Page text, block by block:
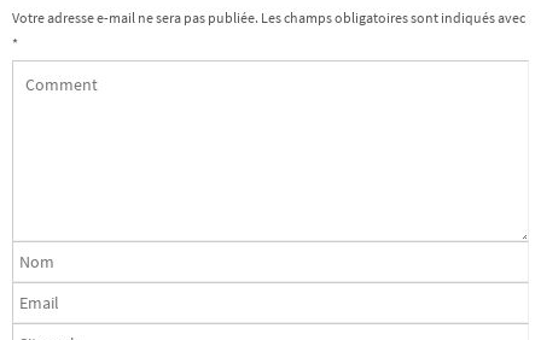
Votre adresse e-mail ne sera pas publiée. Les champs obligatoires sont indiqués avec
*